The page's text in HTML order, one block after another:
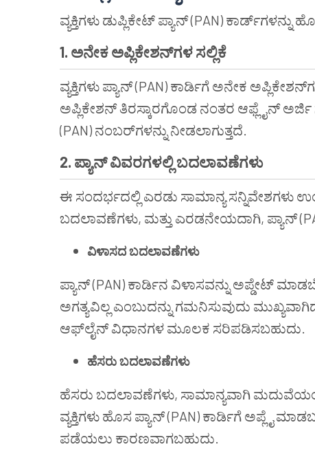
ವ್ಯಕ್ತಿಗಳು ಡುಪ್ಲಿಕೇಟ್ ಪ್ಯಾನ್ (PAN) ಕಾರ್ಡ್‌ಗಳನ್ನು
1. ಅನೇಕ ಅಪ್ಲಿಕೇಶನ್‌ಗಳ ಸಲ್ಲಿಕೆ
ವ್ಯಕ್ತಿಗಳು ಪ್ಯಾನ್ (PAN) ಕಾರ್ಡಿಗೆ ಅನೇಕ
ಅಪ್ಲಿಕೇಶನ್ ತಿರಸ್ಕಾರಗೊಂಡ ನಂತರ ಆಫ್ಲೈನ್ ಅರ್ಜಿ
(PAN) ನಂಬರ್‌ಗಳನ್ನು ನೀಡಲಾಗುತ್ತದೆ.
2. ಪ್ಯಾನ್ ವಿವರಗಳಲ್ಲಿ ಬದಲಾವಣೆಗಳು
ಈ ಸಂದರ್ಭದಲ್ಲಿ ಎರಡು ಸಾಮಾನ್ಯ ಸನ್ನಿವೇಶಗಳು
ಬದಲಾವಣೆಗಳು, ಮತ್ತು ಎರಡನೇಯದಾಗಿ, ಪ್ಯಾನ್
ವಿಳಾಸದ ಬದಲಾವಣೆಗಳು
ಪ್ಯಾನ್ (PAN) ಕಾರ್ಡಿನ ವಿಳಾಸವನ್ನು ಅಪ್ಡೇಟ್
ಅಗತ್ಯವಿಲ್ಲ ಎಂಬುದನ್ನು ಗಮನಿಸುವುದು
ಆಫ್‌ಲೈನ್ ವಿಧಾನಗಳ ಮೂಲಕ ಸರಿಪಡಿಸಬಹುದು.
ಹೆಸರು ಬದಲಾವಣೆಗಳು
ಹೆಸರು ಬದಲಾವಣೆಗಳು, ಸಾಮಾನ್ಯವಾಗಿ
ವ್ಯಕ್ತಿಗಳು ಹೊಸ ಪ್ಯಾನ್ (PAN) ಕಾರ್ಡಿಗೆ ಅಪ್ಲೈ
ಪಡೆಯಲು ಕಾರಣವಾಗಬಹುದು.